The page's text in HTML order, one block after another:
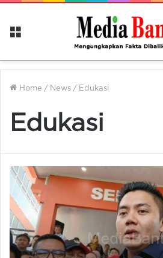
Menu
Home / News / Edukasi
Edukasi